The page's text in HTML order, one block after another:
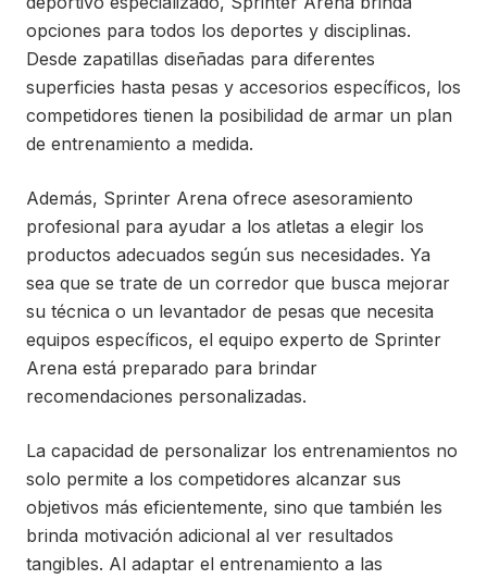
opciones para todos los deportes y disciplinas.
Desde zapatillas diseñadas para diferentes
superficies hasta pesas y accesorios específicos, los
competidores tienen la posibilidad de armar un plan
de entrenamiento a medida.
Además, Sprinter Arena ofrece asesoramiento
profesional para ayudar a los atletas a elegir los
productos adecuados según sus necesidades. Ya
sea que se trate de un corredor que busca mejorar
su técnica o un levantador de pesas que necesita
equipos específicos, el equipo experto de Sprinter
Arena está preparado para brindar
recomendaciones personalizadas.
La capacidad de personalizar los entrenamientos no
solo permite a los competidores alcanzar sus
objetivos más eficientemente, sino que también les
brinda motivación adicional al ver resultados
tangibles. Al adaptar el entrenamiento a las